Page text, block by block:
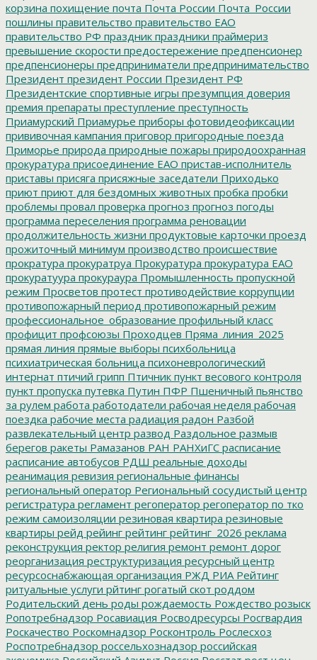
корзина похищение почта Почта России Почта_России
пошлины правительство правительство ЕАО
правительство РФ праздник праздники праймериз
превышение скорости предостережение предпенсионер
предпенсионеры предприниматели предпринимательство
Президент президент России Президент РФ
Президентские спортивные игры презумпция доверия
премия препараты преступление преступность
Приамурский Приамурье приборы фотовидеофиксации
прививочная кампания приговор пригородные поезда
Приморье природа природные пожары природоохранная
прокуратура присоединение ЕАО пристав-исполнитель
приставы присяга присяжные заседатели Приходько
приют приют для бездомных животных пробка пробки
проблемы провал проверка прогноз прогноз погоды
программа переселения программа реновации
продолжительность жизни продуктовые карточки проезд
прожиточный минимум производство происшествие
прократура прокуратруа Прокуратура прокуратура ЕАО
прокуратуура прокураура Промышленность пропускной
режим Просветов протест противодействие коррупции
противопожарный период противопожарный режим
профессиональное_образование профильный класс
профицит профсоюзы Проходцев Пряма_линия_2025
прямая линия прямые выборы психбольница
психиатрическая больница психоневрологический
интернат птичий грипп Птичник пункт весового контроля
пункт пропуска путевка Путин ПФР Пшеничный пьянство
за рулем работа работодатели рабочая неделя рабочая
поездка рабочие места радиация радон Разбой
развлекательный центр развод Раздольное размыв
берегов ракеты Рамазанов РАН РАНХиГС расписание
расписание автобусов РДШ реальные доходы
реанимация ревизия региональные финансы
региональный оператор Региональный сосудистый центр
регистратура регламент регоператор регоператор по тко
режим самоизоляции резиновая квартира резиновые
квартиры рейд рейинг рейтинг рейтинг_2026 реклама
реконструкция ректор религия ремонт ремонт дорог
реорганизация реструктуризация ресурсный центр
ресурсоснабжающая организация РЖД РИА Рейтинг
ритуальные услуги рйтинг рогатый скот роддом
Родительский день роды рождаемость Рождество розыск
Ропотребнадзор Росавиация Росводресурсы Росгвардия
Роскачество Роскомнадзор Росконтроль Рослесхоз
Роспотребнадзор россельхознадзор российская